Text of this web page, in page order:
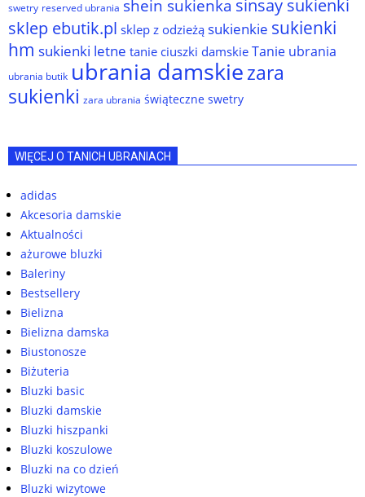
swetry reserved ubrania shein sukienka sinsay sukienki
sklep ebutik.pl sklep z odzieżą sukienkie sukienki
hm sukienki letne tanie ciuszki damskie Tanie ubrania
ubrania butik ubrania damskiezara
sukienki zara ubrania świąteczne swetry
WIĘCEJ O TANICH UBRANIACH
adidas
Akcesoria damskie
Aktualności
ażurowe bluzki
Baleriny
Bestsellery
Bielizna
Bielizna damska
Biustonosze
Biżuteria
Bluzki basic
Bluzki damskie
Bluzki hiszpanki
Bluzki koszulowe
Bluzki na co dzień
Bluzki wizytowe